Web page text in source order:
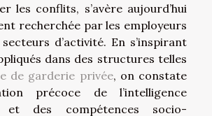
les conflits, s’avère aujourd’hui
recherchée par les employeurs
d’activité. En s’inspirant
dans des structures telles
de garderie privée, on constate
précoce de l’intelligence
et des compétences socio-